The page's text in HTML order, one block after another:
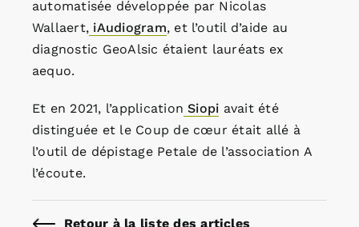
automatisée développée par Nicolas
Wallaert, iAudiogram, et l’outil d’aide au
diagnostic GeoAlsic étaient lauréats ex
aequo.
Et en 2021, l’application Siopi avait été
distinguée et le Coup de cœur était allé à
l’outil de dépistage Petale de l’association A
l’écoute.
Retour à la liste des articles